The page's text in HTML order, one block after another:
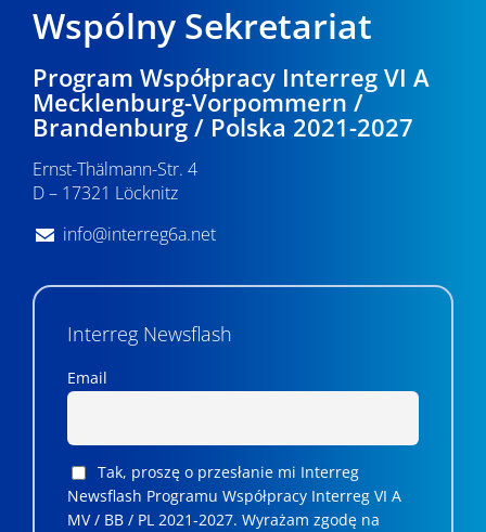
Wspólny Sekretariat
Program Współpracy Interreg VI A
Mecklenburg-Vorpommern /
Brandenburg / Polska 2021-2027
Ernst-Thälmann-Str. 4
D – 17321 Löcknitz
info@interreg6a.net
Interreg Newsflash
Email
Tak, proszę o przesłanie mi Interreg
Newsflash Programu Współpracy Interreg VI A
MV / BB / PL 2021-2027. Wyrażam zgodę na